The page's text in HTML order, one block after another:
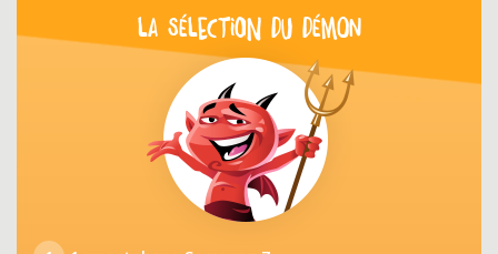
LA SÉLECTION DU DÉMON